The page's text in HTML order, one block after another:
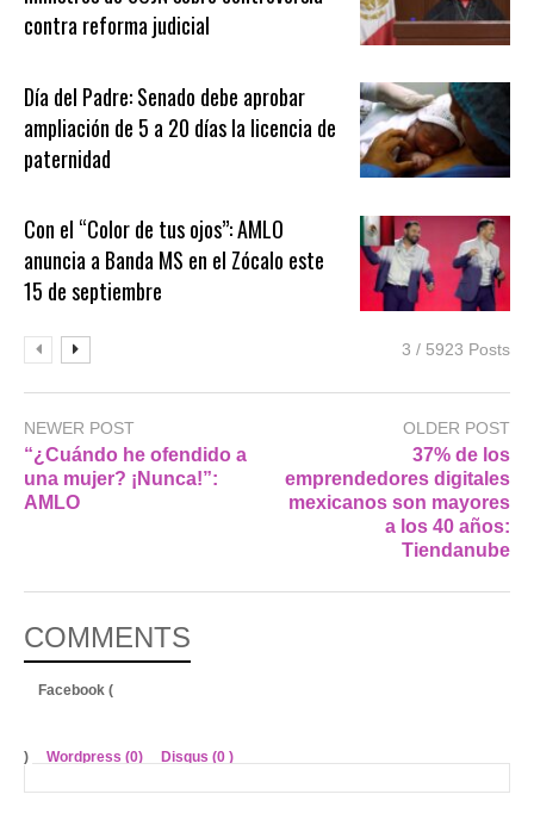
contra reforma judicial
Día del Padre: Senado debe aprobar
ampliación de 5 a 20 días la licencia de
paternidad
Con el “Color de tus ojos”: AMLO
anuncia a Banda MS en el Zócalo este
15 de septiembre
3 / 5923 Posts
NEWER POST
“¿Cuándo he ofendido a
una mujer? ¡Nunca!”:
AMLO
OLDER POST
37% de los
emprendedores digitales
mexicanos son mayores
a los 40 años:
Tiendanube
COMMENTS
Facebook (
) Wordpress (0) Disqus (0 )